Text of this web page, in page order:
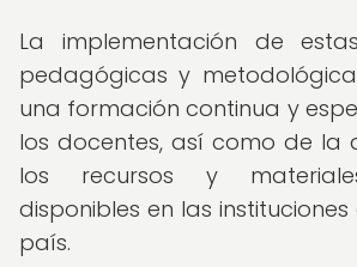
La implementación de
pedagógicas y
una formación continua y
los docentes, así como de la
los recursos y
disponibles en las
país.